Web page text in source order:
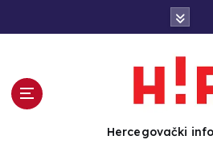
Hercegovački